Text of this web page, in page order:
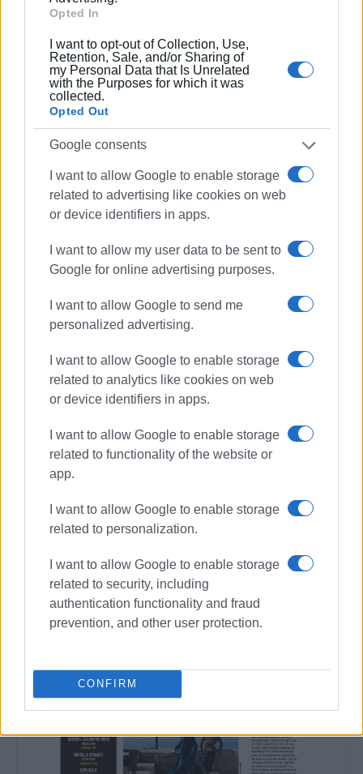
Opted In
I want to opt-out of Collection, Use,
Retention, Sale, and/or Sharing of
my Personal Data that Is Unrelated
with the Purposes for which it was
collected.
Opted Out
Google consents
I want to allow Google to enable storage
related to advertising like cookies on web
or device identifiers in apps.
I want to allow my user data to be sent to
Google for online advertising purposes.
I want to allow Google to send me
personalized advertising.
I want to allow Google to enable storage
related to analytics like cookies on web
or device identifiers in apps.
I want to allow Google to enable storage
related to functionality of the website or
app.
I want to allow Google to enable storage
related to personalization.
I want to allow Google to enable storage
related to security, including
authentication functionality and fraud
prevention, and other user protection.
CONFIRM
κλήθηκαν να συμμετάσχουν η αρμόδια εντεταλμένη
σύμβουλος για θέματα παιδείας Μ. Ζερβού και όλοι οι
δημοτικοί σύμβουλοι από τη Δημοτική Ενότητα
Φαιάκων.
Κατόπιν ενημέρωσή τους οι δημοτικοί σύμβουλοι Φανή
Τσιμπούλη και Δημήτρης Θεόδοτος έθεσαν υπόψιν των
αρμοδίων Υπηρεσιών τόσο του Δήμου Κ. Κέρκυρας όσο
αιτούμενοι την άμεση επίλυσή τους για την εύρυθμη
λειτουργία του σχολείου μέχρι να μεταστεγαστεί σε
νέο κτίριο.
ΜΑΡΙΑ ΜΠΑΖΔΡΙΓΙΑΝΝΗ
Εμφανίσεις: 112
Συνδρομητές στο e-paper